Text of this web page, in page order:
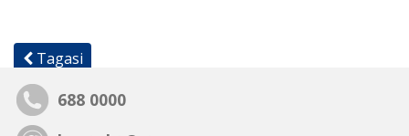
Tagasi
688 0000